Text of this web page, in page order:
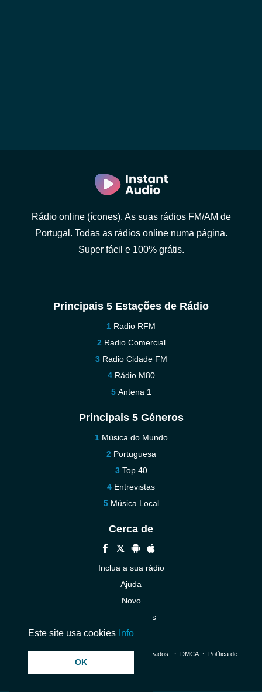
Rádio online (ícones). As suas rádios FM/AM de
Portugal. Todas as rádios online numa página.
Super fácil e 100% grátis.
Principais 5 Estações de Rádio
Radio RFM
Radio Comercial
Radio Cidade FM
Rádio M80
Antena 1
Principais 5 Géneros
Música do Mundo
Portuguesa
Top 40
Entrevistas
Música Local
Cerca de
Inclua a sua rádio
Ajuda
Novo
Contacte-nos
© 2026 InstantAudio. Todos os direitos reservados. ・ DMCA・ Política de
Este site usa cookies Info
OK